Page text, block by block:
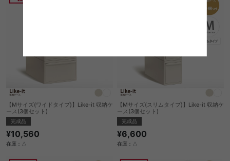
【Mサイズ(ワイドタイプ)】Like-it 収納ケ
ース(3個セット)
完成品
¥10,560
在庫：△
【Mサイズ(スリムタイプ)】Like-it 収納ケ
ース(3個セット)
完成品
¥6,600
在庫：△